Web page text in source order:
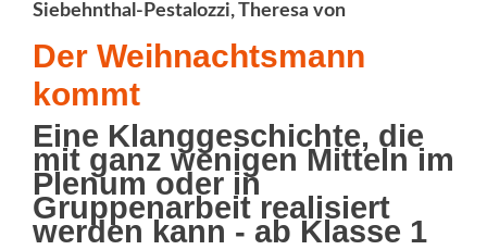
Siebehnthal-Pestalozzi, Theresa von
Der Weihnachtsmann
kommt
Eine Klanggeschichte, die
mit ganz wenigen Mitteln im
Plenum oder in
Gruppenarbeit realisiert
werden kann - ab Klasse 1